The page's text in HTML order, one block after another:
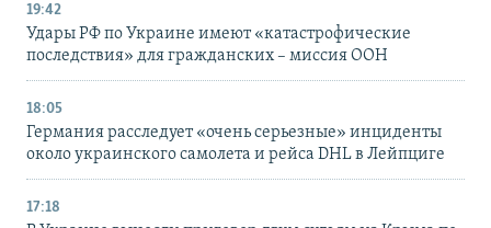
19:42
Удары РФ по Украине имеют «катастрофические
последствия» для гражданских – миссия ООН
18:05
Германия расследует «очень серьезные» инциденты
около украинского самолета и рейса DHL в Лейпциге
17:18